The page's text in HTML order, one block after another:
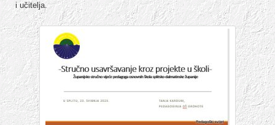
i učitelja.